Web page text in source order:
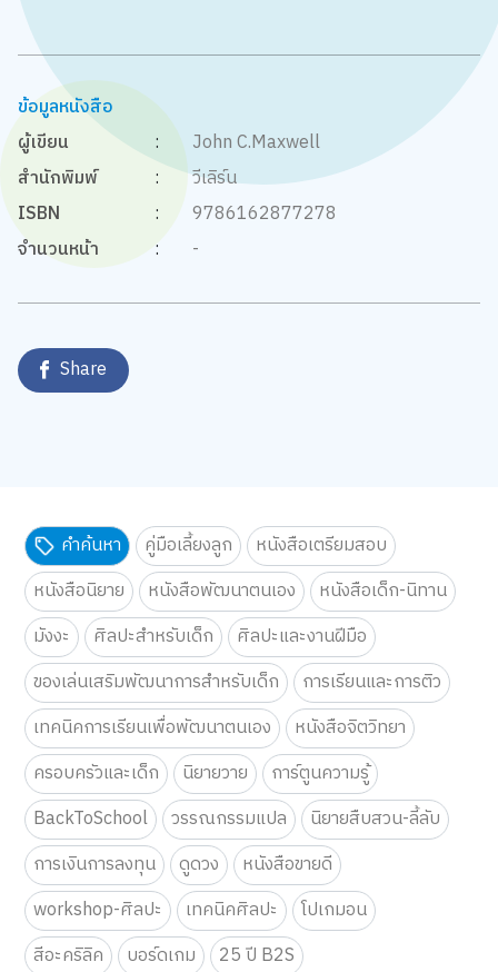
ข้อมูลหนังสือ
ผู้เขียน
:
John C.Maxwell
สำนักพิมพ์
:
วีเลิร์น
ISBN
:
9786162877278
จำนวนหน้า
: -
Share
คำค้นหา คู่มือเลี้ยงลูก
หนังสือเตรียมสอบ
หนังสือนิยาย
หนังสือพัฒนาตนเอง
หนังสือเด็ก-นิทาน
มังงะ
ศิลปะสำหรับเด็ก
ศิลปะและงานฝีมือ
ของเล่นเสริมพัฒนาการสำหรับเด็ก
การเรียนและการติว
เทคนิคการเรียนเพื่อพัฒนาตนเอง
หนังสือจิตวิทยา
ครอบครัวและเด็ก
นิยายวาย
การ์ตูนความรู้
BackToSchool
วรรณกรรมแปล
นิยายสืบสวน-ลี้ลับ
การเงินการลงทุน
ดูดวง
หนังสือขายดี
workshop-ศิลปะ
เทคนิคศิลปะ
โปเกมอน
สีอะคริลิค
บอร์ดเกม 25 ปี B2S